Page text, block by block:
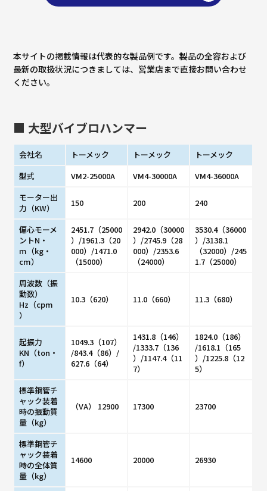
本サイトの掲載情報は代表的な製品例です。製品の全容および
最新の取扱状況につきましては、営業店まで直接お問い合わせ
ください。
■ 大型バイブロハンマー
会社名 トーメック トーメック
トーメック
型式
VM2-25000A VM4-30000A
VM4-36000A
モーター出
力（KW）
150 200 240
偏心モーメ
ントN・
m（kg・
cm）
2451.7（25000
）/1961.3（20
000）/1471.0
（15000）
2942.0（30000
）/2745.9（28
000）/2353.6
（24000）
3530.4（36000
）/3138.1
（32000）/245
1.7（25000）
周波数（振
動数）
Hz（cpm
）
10.3（620） 11.0（660） 11.3（680）
起振力
KN（ton・
f）
1049.3（107）
/843.4（86）/
627.6（64）
1431.8（146）
/1333.7（136
）/1147.4（11
7）
1824.0（186）
/1618.1（165
）/1225.8（12
5）
標準鋼管チ
ャック装着
時の振動質
量（kg）
（VA） 12900 17300 23700
標準鋼管チ
ャック装着
時の全体質
量（kg）
14600 20000 26930